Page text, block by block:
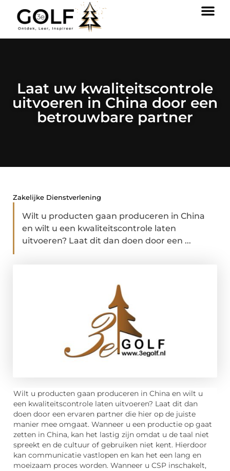
Laat uw kwaliteitscontrole
uitvoeren in China door een
betrouwbare partner
Zakelijke Dienstverlening
Wilt u producten gaan produceren in China
en wilt u een kwaliteitscontrole laten
uitvoeren? Laat dit dan doen door een ...
Wilt u producten gaan produceren in China en wilt u
een kwaliteitscontrole laten uitvoeren? Laat dit dan
doen door een ervaren partner die hier op de juiste
manier mee omgaat. Wanneer u een productie op gaat
zetten in China, kan het lastig zijn omdat u de taal niet
spreekt en de cultuur of gebruiken niet kent. Hierdoor
kan communicatie vastlopen en kan het een lang en
moeizaam proces worden. Wanneer u CSP inschakelt,